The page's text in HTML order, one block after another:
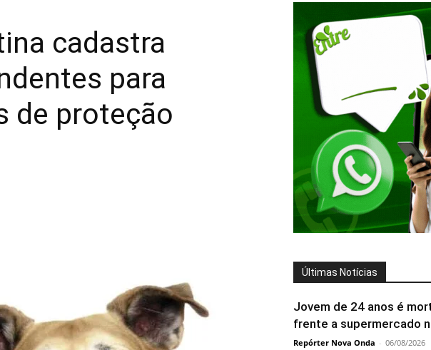
cadastra
para
de proteção
Últimas Notícias
Jovem de 24 anos é
frente a supermercado
Repórter Nova Onda - 06/08/2026